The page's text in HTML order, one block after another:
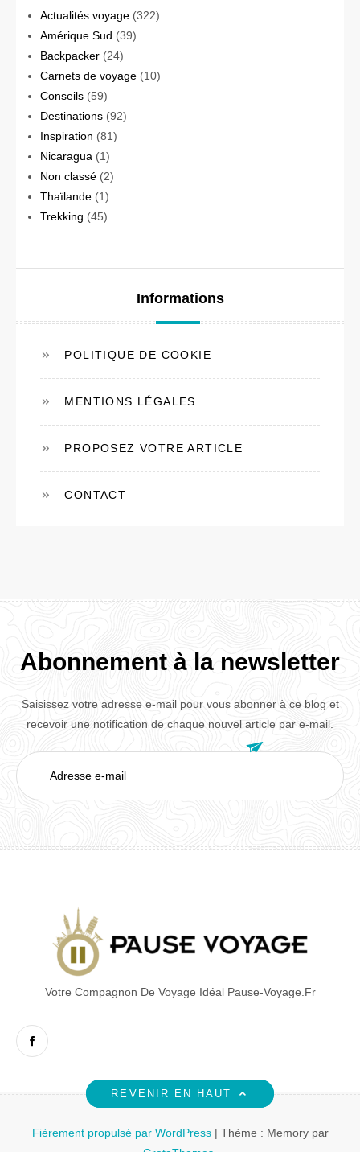
Actualités voyage (322)
Amérique Sud (39)
Backpacker (24)
Carnets de voyage (10)
Conseils (59)
Destinations (92)
Inspiration (81)
Nicaragua (1)
Non classé (2)
Thaïlande (1)
Trekking (45)
Informations
POLITIQUE DE COOKIE
MENTIONS LÉGALES
PROPOSEZ VOTRE ARTICLE
CONTACT
Abonnement à la newsletter
Saisissez votre adresse e-mail pour vous abonner à ce blog et
recevoir une notification de chaque nouvel article par e-mail.
Adresse
e-
mail

Votre Compagnon De Voyage Idéal Pause-Voyage.fr
REVENIR EN HAUT
Fièrement propulsé par WordPress | Thème : Memory par